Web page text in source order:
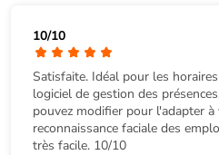
10/10
Satisfaite. Idéal pour les
logiciel de gestion des
pouvez modifier pour l'adapter
reconnaissance faciale des
très facile. 10/10